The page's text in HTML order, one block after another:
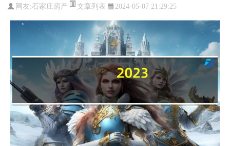
网友:石家庄房产 文章列表 2024-05-07 21:29:25